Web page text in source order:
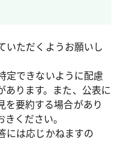
いただくようお願いし
定できないように配慮
あります。また、公表に
を要約する場合があり
ください。
には応じかねますの